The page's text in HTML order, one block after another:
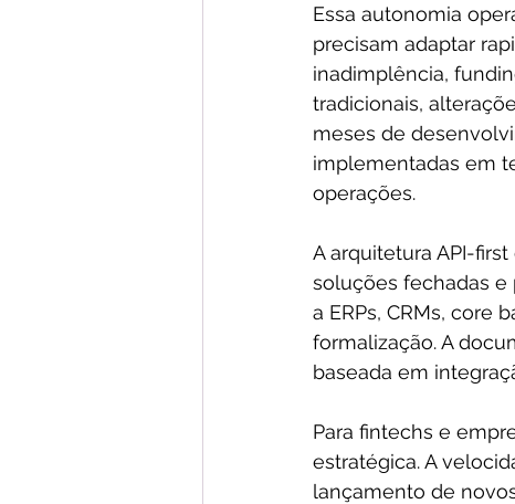
Essa autonomia
precisam adaptar
inadimplência,
tradicionais,
meses de
implementadas em
operações.
A arquitetura API-
soluções fechadas e
a ERPs, CRMs, core
formalização. A
baseada em
Para fintechs e
estratégica. A
lançamento de